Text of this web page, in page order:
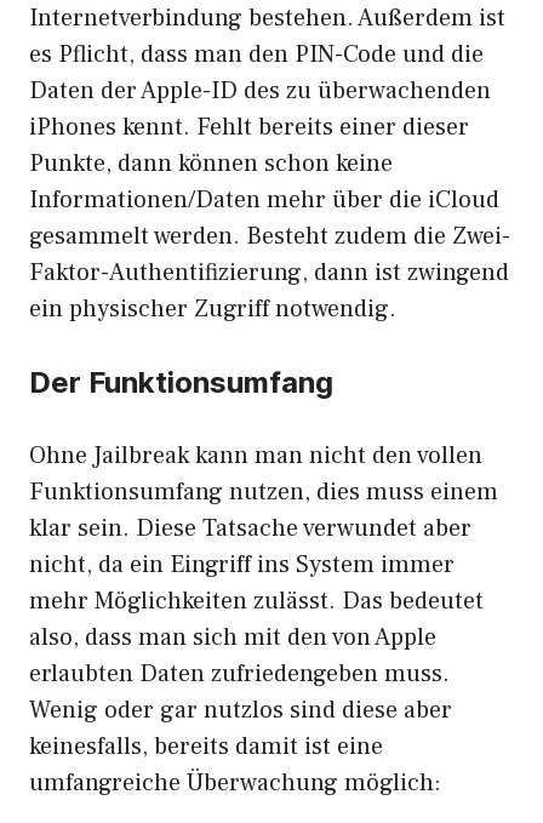
Internetverbindung bestehen. Außerdem ist
es Pflicht, dass man den PIN-Code und die
Daten der Apple-ID des zu überwachenden
iPhones kennt. Fehlt bereits einer dieser
Punkte, dann können schon keine
Informationen/Daten mehr über die iCloud
gesammelt werden. Besteht zudem die Zwei-
Faktor-Authentifizierung, dann ist zwingend
ein physischer Zugriff notwendig.
Der Funktionsumfang
Ohne Jailbreak kann man nicht den vollen
Funktionsumfang nutzen, dies muss einem
klar sein. Diese Tatsache verwundet aber
nicht, da ein Eingriff ins System immer
mehr Möglichkeiten zulässt. Das bedeutet
also, dass man sich mit den von Apple
erlaubten Daten zufriedengeben muss.
Wenig oder gar nutzlos sind diese aber
keinesfalls, bereits damit ist eine
umfangreiche Überwachung möglich: